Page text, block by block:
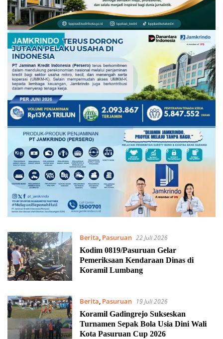
Berita, Pasuruan 22 Juli 2026
Kodim 0819/Pasuruan Gelar
Pemeriksaan Kendaraan Dinas di
Koramil Lumbang
Berita, Pasuruan
19 Juli 2026
Koramil Gadingrejo Sukseskan
Turnamen Sepak Bola Usia Dini Wali
Kota Pasuruan Cup 2026